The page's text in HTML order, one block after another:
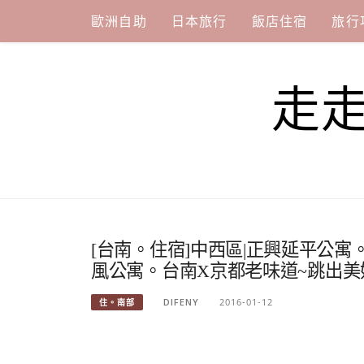
content
歐洲自助 日本旅行 飯店住宿 旅行
走
[台南。住宿]中西區|正興延平公寓
風公寓。台南X京都老味道~跳出
住。南部 DIFENY 2016-01-12